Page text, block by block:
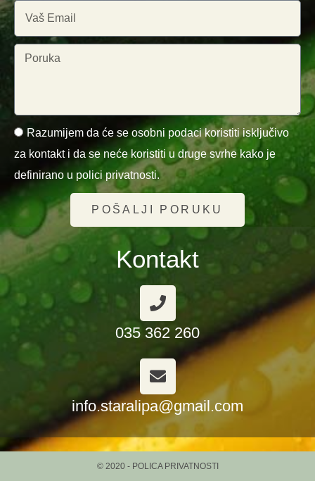
Razumijem da će se osobni podaci koristiti isključivo
za kontakt i da se neće koristiti u druge svrhe kako je
definirano u polici privatnosti.
POŠALJI PORUKU
Kontakt
035 362 260
info.staralipa@gmail.com
© 2020 - POLICA PRIVATNOSTI